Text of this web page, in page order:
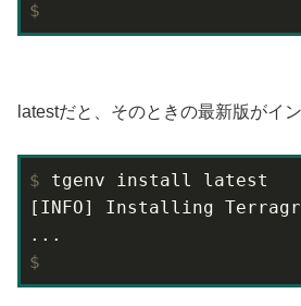
$
latestだと、そのときの最新版がイ
$ tgenv install latest
[INFO] Installing
$